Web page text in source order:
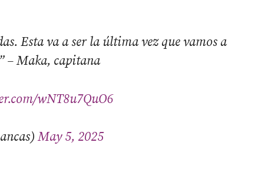
Esta va a ser la última vez que vamos a
– Maka, capitana
wNT8u7QuO6
May 5, 2025